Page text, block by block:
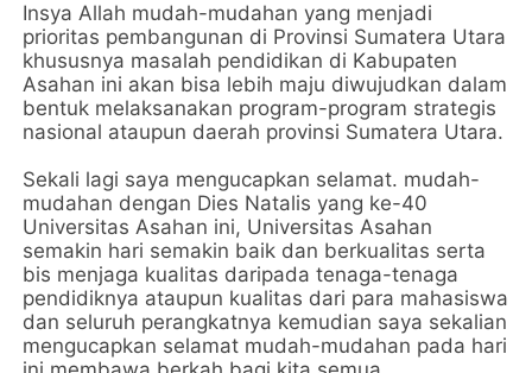
Insya Allah mudah-mudahan yang menjadi
prioritas pembangunan di Provinsi Sumatera Utara
khususnya masalah pendidikan di Kabupaten
Asahan ini akan bisa lebih maju diwujudkan dalam
bentuk melaksanakan program-program strategis
nasional ataupun daerah provinsi Sumatera Utara.
Sekali lagi saya mengucapkan selamat. mudah-
mudahan dengan Dies Natalis yang ke-40
Universitas Asahan ini, Universitas Asahan
semakin hari semakin baik dan berkualitas serta
bis menjaga kualitas daripada tenaga-tenaga
pendidiknya ataupun kualitas dari para mahasiswa
dan seluruh perangkatnya kemudian saya sekalian
mengucapkan selamat mudah-mudahan pada hari